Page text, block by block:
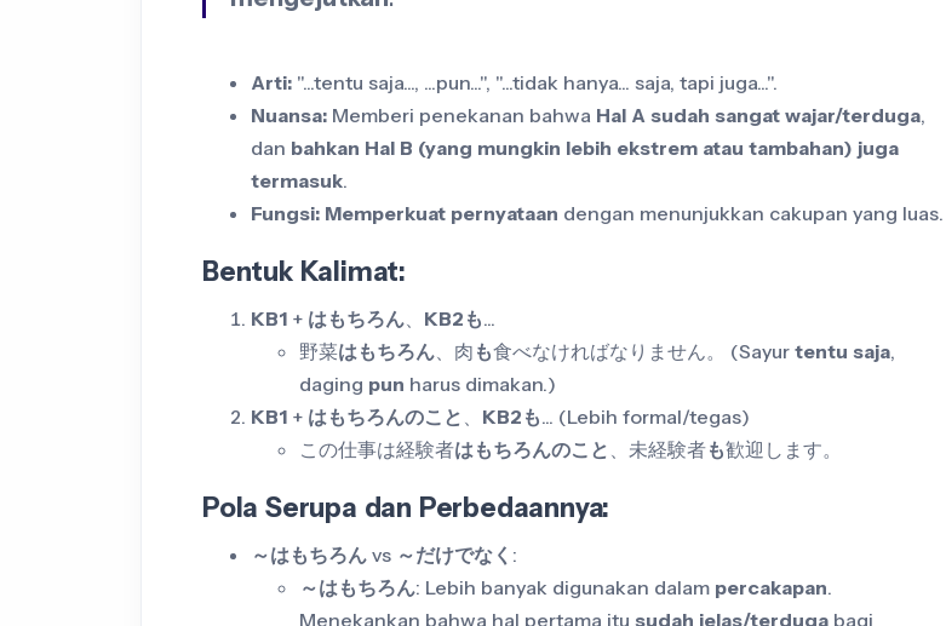
Arti: "...tentu saja..., ...pun...", "...tidak hanya... saja, tapi juga...".
Nuansa: Memberi penekanan bahwa Hal A sudah sangat wajar/terduga,
dan bahkan Hal B (yang mungkin lebih ekstrem atau tambahan) juga
termasuk.
Fungsi: Memperkuat pernyataan dengan menunjukkan cakupan yang luas.
Bentuk Kalimat:
KB1 + はもちろん、 KB2も...
野菜はもちろん、肉 も食べなければなりません。 (Sayur tentu saja,
daging pun harus dimakan.)
KB1 + はもちろんのこと 、 KB2も... (Lebih formal/tegas)
この仕事は経験者はもちろんのこと 、未経験者も歓迎します。
Pola Serupa dan Perbedaannya:
～はもちろん vs ～だけでなく :
～はもちろん: Lebih banyak digunakan dalam percakapan.
Menekankan bahwa hal pertama itu sudah jelas/terduga bagi